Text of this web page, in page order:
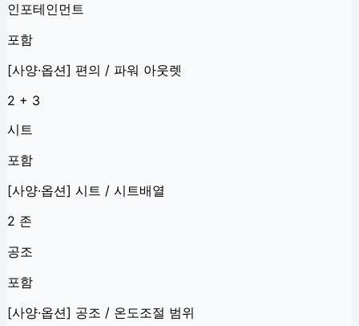
인포테인먼트
포함
[사양·옵션] 편의 / 파워 아웃렛
2 + 3
시트
포함
[사양·옵션] 시트 / 시트배열
2 존
공조
포함
[사양·옵션] 공조 / 온도조절 범위